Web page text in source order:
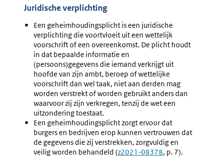
Juridische verplichting
Een geheimhoudingsplicht is een juridische
verplichting die voortvloeit uit een wettelijk
voorschrift of een overeenkomst. De plicht houdt
in dat bepaalde informatie en
(persoons)gegevens die iemand verkrijgt uit
hoofde van zijn ambt, beroep of wettelijke
voorschrift dan wel taak, niet aan derden mag
worden verstrekt of worden gebruikt anders dan
waarvoor zij zijn verkregen, tenzij de wet een
uitzondering toestaat.
Een geheimhoudingsplicht zorgt ervoor dat
burgers en bedrijven erop kunnen vertrouwen dat
de gegevens die zij verstrekken, zorgvuldig en
veilig worden behandeld (Externe
z2021-08378, p. 7).